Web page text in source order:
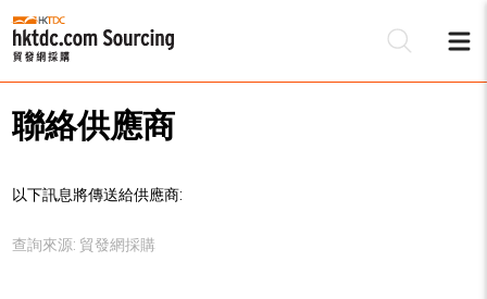
聯絡供應商
以下訊息將傳送給供應商:
查詢來源: 貿發網採購